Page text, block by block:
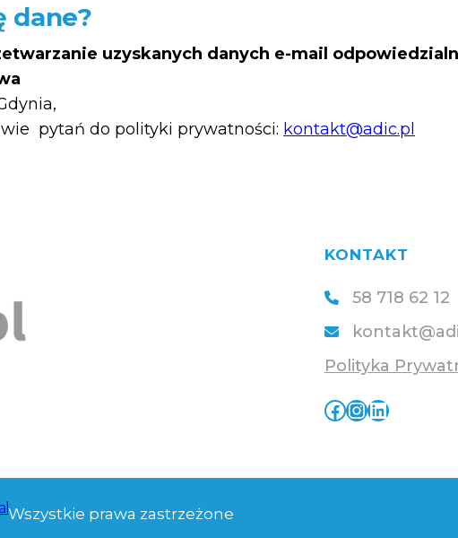
dane?
uzyskanych danych e-mail
pytań do polityki prywatności: kontakt@adic.pl
KONTAKT
58 718 62 12
Polityka
Facebook InstagramLinkedIn
Wszystkie prawa zastrzeżone